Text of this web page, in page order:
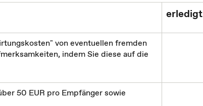
erledigt
von eventuellen fremden
indem Sie diese auf die
50 EUR pro Empfänger sowie